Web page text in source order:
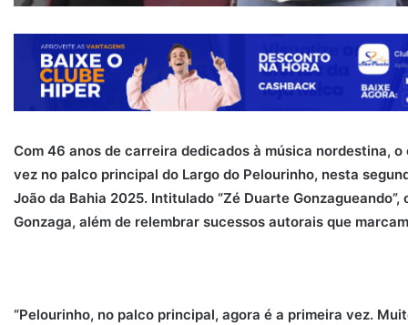
Com 46 anos de carreira dedicados à música nordestina,
vez no palco principal do Largo do Pelourinho, nesta
João da Bahia 2025. Intitulado “Zé Duarte
Gonzaga, além de relembrar sucessos autorais que
“Pelourinho, no palco principal, agora é a primeira vez.